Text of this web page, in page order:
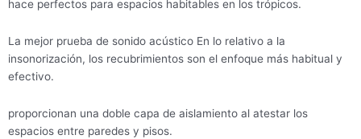
hace perfectos para espacios habitables en los trópicos.
La mejor prueba de sonido acústico En lo relativo a la
insonorización, los recubrimientos son el enfoque más habitual y
efectivo.
proporcionan una doble capa de aislamiento al atestar los
espacios entre paredes y pisos.